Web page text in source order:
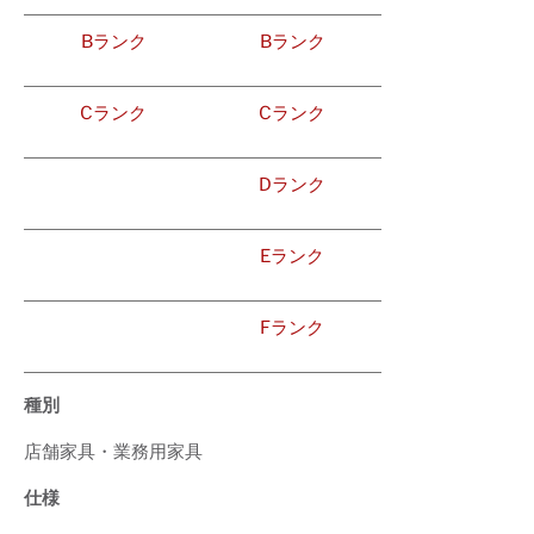
Bランク Bランク
Cランク Cランク
Dランク
Eランク
Fランク
種別
店舗家具・業務用家具
仕様